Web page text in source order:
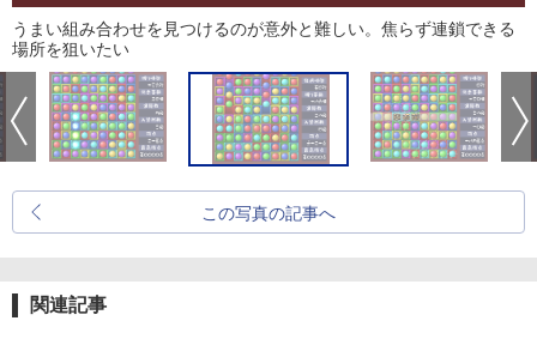
うまい組み合わせを見つけるのが意外と難しい。焦らず連鎖できる
場所を狙いたい
この写真の記事へ
関連記事